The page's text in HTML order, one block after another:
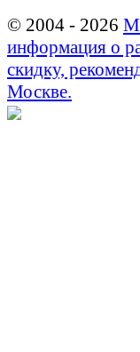
© 2004 - 2026
информация о
скидку,
Москве.